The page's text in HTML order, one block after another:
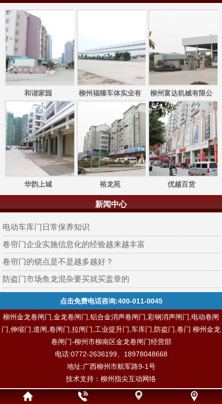
和谐家园
柳州福臻车体实业有
柳州富达机械有限公
司
华韵上城 裕龙苑 优越百货
新闻中心
电动车库门日常保养知识
卷帘门企业实施信息化的经验越来越丰富
卷帘门的锁点是不是越多越好？
防盗门市场鱼龙混杂要买就买盖章的
点击免费电话咨询:400-011-0045
柳州金龙卷闸门,金龙卷闸门,铝合金消声卷闸门,彩钢消声闸门,电动卷闸
门,伸缩门,道闸,卷闸门,拉闸门,工业提升门,车库门,防盗门,卷门 柳州金龙
卷闸门-柳州市柳南区金龙卷闸门经营部
电话:0772-2636199、18978048668
地址:广西柳州市航军路9-1号
技术支持： 柳州指尖互动网络